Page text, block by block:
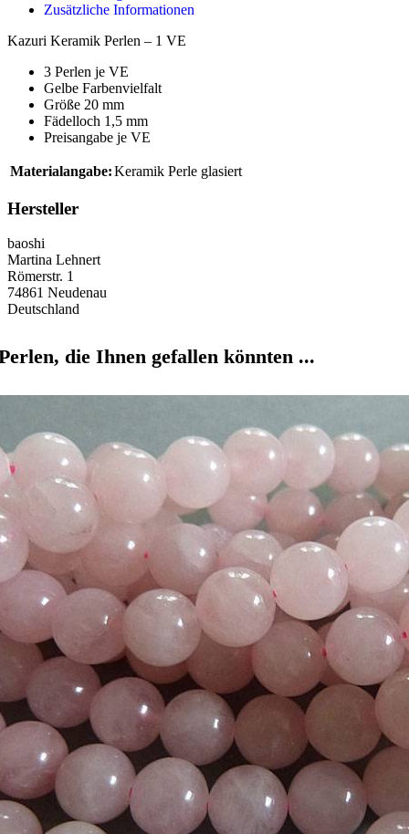
Zusätzliche Informationen
Kazuri Keramik Perlen – 1 VE
3 Perlen je VE
Gelbe Farbenvielfalt
Größe 20 mm
Fädelloch 1,5 mm
Preisangabe je VE
Materialangabe:Keramik Perle glasiert
Hersteller
baoshi
Martina Lehnert
Römerstr. 1
74861 Neudenau
Deutschland
die Ihnen gefallen könnten ...